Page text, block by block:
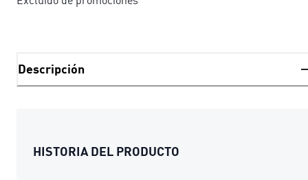
Descripción
HISTORIA DEL PRODUCTO